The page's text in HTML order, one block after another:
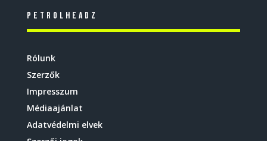
Petrolheadz
Rólunk
Szerzők
Impresszum
Médiaajánlat
Adatvédelmi elvek